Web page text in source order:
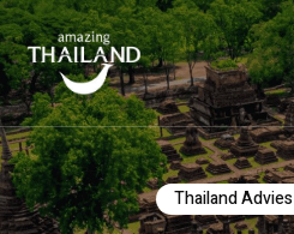
AMAZING
Officiële website van de Toeristische
Thailand